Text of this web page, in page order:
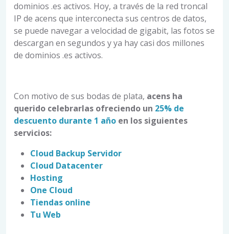
dominios .es activos. Hoy, a través de la red troncal
IP de acens que interconecta sus centros de datos,
se puede navegar a velocidad de gigabit, las fotos se
descargan en segundos y ya hay casi dos millones
de dominios .es activos.
Con motivo de sus bodas de plata, acens ha
querido celebrarlas ofreciendo un 25% de
descuento durante 1 año en los siguientes
servicios:
Cloud Backup Servidor
Cloud Datacenter
Hosting
One Cloud
Tiendas online
Tu Web